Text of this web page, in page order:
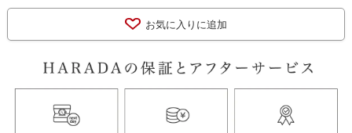
お気に入りに追加